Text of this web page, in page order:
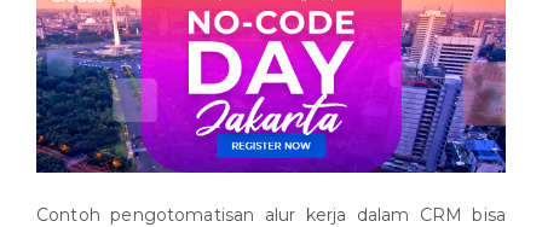
Contoh pengotomatisan alur kerja dalam CRM bisa